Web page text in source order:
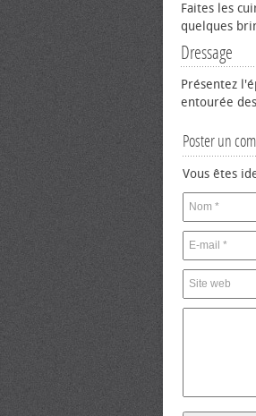
Faites les
quelques
Dressage
Présentez
entourée
Poster un
Vous êtes